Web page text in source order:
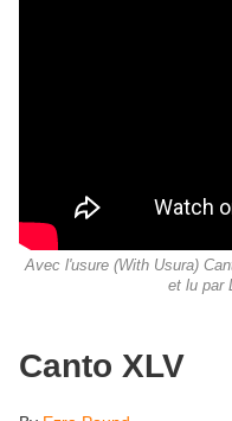
Avec l'usure (With Usura)
et lu par
Canto XLV